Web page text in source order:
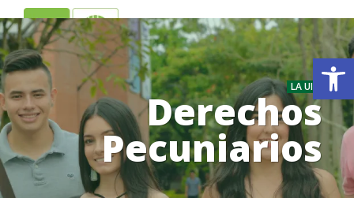
ES EN
LA UIS
Derechos
Pecuniarios